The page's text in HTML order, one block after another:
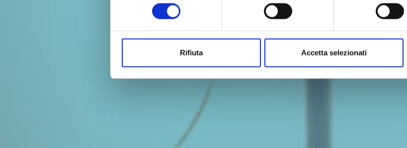
Rifiuta Accetta selezionati